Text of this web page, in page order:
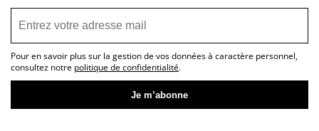
Pour en savoir plus sur la gestion de vos données à caractère personnel,
consultez notre politique de confidentialité.